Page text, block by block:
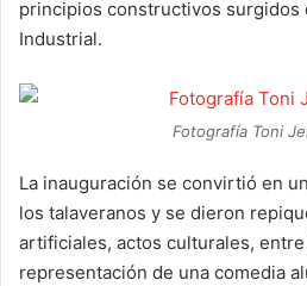
principios constructivos surgidos
Industrial.
Fotografía Toni
La inauguración se convirtió en
los talaveranos y se dieron
artificiales, actos culturales,
representación de una comedia